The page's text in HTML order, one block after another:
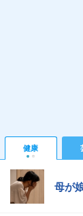
健康
母が